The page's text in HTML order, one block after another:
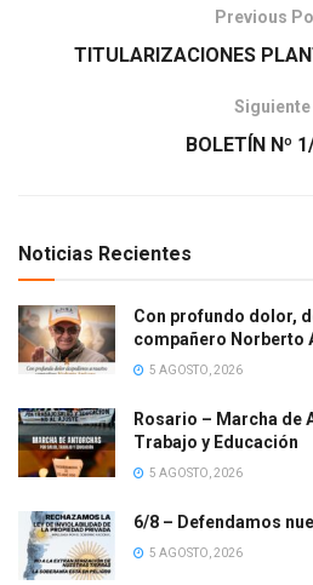
Previous
TITULARIZACIONES
Siguiente
BOLETÍN Nº
Noticias Recientes
Con profundo dolor,
compañero Norberto
5 AGOSTO, 2026
Rosario – Marcha de
Trabajo y Educación
5 AGOSTO, 2026
6/8 – Defendamos
5 AGOSTO, 2026